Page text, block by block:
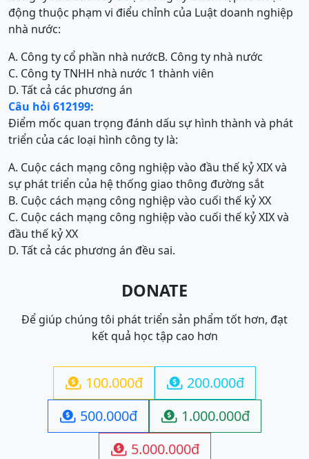
động thuộc phạm vi điểu chỉnh của Luật doanh nghiệp
nhà nước:
A. Công ty cổ phần nhà nướcB. Công ty nhà nước
C. Công ty TNHH nhà nước 1 thành viên
D. Tất cả các phương án
Câu hỏi 612199:
Điểm mốc quan trọng đánh dấu sự hình thành và phát
triển của các loại hình công ty là:
A. Cuộc cách mạng công nghiệp vào đầu thế kỷ XIX và
sự phát triển của hệ thống giao thông đường sắt
B. Cuộc cách mạng công nghiệp vào cuối thế kỷ XX
C. Cuộc cách mạng công nghiệp vào cuối thế kỷ XIX và
đầu thế kỷ XX
D. Tất cả các phương án đều sai.
DONATE
Để giúp chúng tôi phát triển sản phẩm tốt hơn, đạt
kết quả học tập cao hơn
 100.000đ  200.000đ
 500.000đ  1.000.000đ
 5.000.000đ